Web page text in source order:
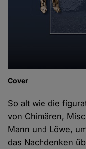
Cover
So alt wie die
von Chimären,
Mann und Löwe,
das Nachdenken